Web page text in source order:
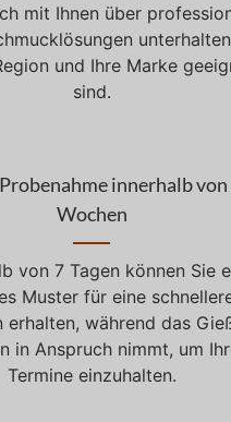
mit Ihnen über
und Ihre Marke
sind.
innerhalb
Wochen
von 7 Tagen können Sie
Muster für eine
erhalten, während das
in Anspruch nimmt, um
Termine einzuhalten.